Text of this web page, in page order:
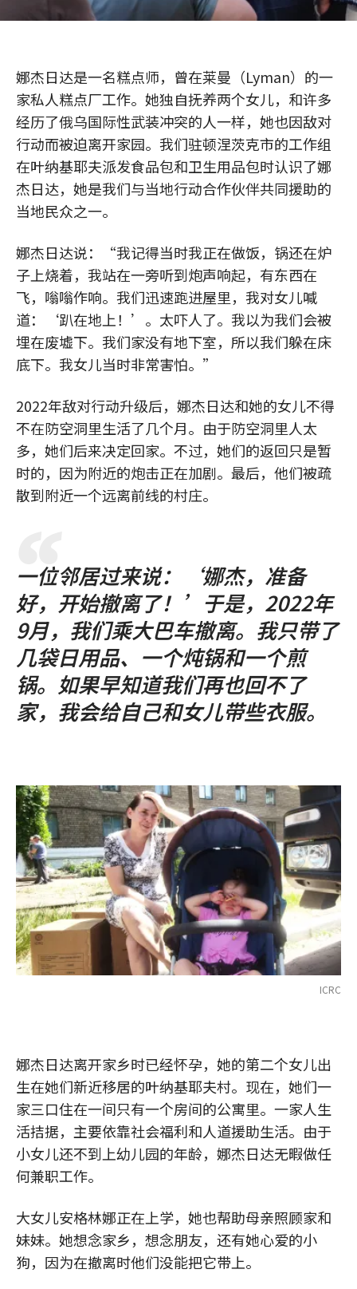
娜杰日达是一名糕点师，曾在莱曼（Lyman）的一
家私人糕点厂工作。她独自抚养两个女儿，和许多
经历了俄乌国际性武装冲突的人一样，她也因敌对
行动而被迫离开家园。我们驻顿涅茨克市的工作组
在叶纳基耶夫派发食品包和卫生用品包时认识了娜
杰日达，她是我们与当地行动合作伙伴共同援助的
当地民众之一。
娜杰日达说：“我记得当时我正在做饭，锅还在炉
子上烧着，我站在一旁听到炮声响起，有东西在
飞，嗡嗡作响。我们迅速跑进屋里，我对女儿喊
道：‘趴在地上！’。太吓人了。我以为我们会被
埋在废墟下。我们家没有地下室，所以我们躲在床
底下。我女儿当时非常害怕。”
2022年敌对行动升级后，娜杰日达和她的女儿不得
不在防空洞里生活了几个月。由于防空洞里人太
多，她们后来决定回家。不过，她们的返回只是暂
时的，因为附近的炮击正在加剧。最后，他们被疏
散到附近一个远离前线的村庄。
一位邻居过来说：‘娜杰，准备
好，开始撤离了！’于是，2022年
9月，我们乘大巴车撤离。我只带了
几袋日用品、一个炖锅和一个煎
锅。如果早知道我们再也回不了
家，我会给自己和女儿带些衣服。
ICRC
娜杰日达离开家乡时已经怀孕，她的第二个女儿出
生在她们新近移居的叶纳基耶夫村。现在，她们一
家三口住在一间只有一个房间的公寓里。一家人生
活拮据，主要依靠社会福利和人道援助生活。由于
小女儿还不到上幼儿园的年龄，娜杰日达无暇做任
何兼职工作。
大女儿安格林娜正在上学，她也帮助母亲照顾家和
妹妹。她想念家乡，想念朋友，还有她心爱的小
狗，因为在撤离时他们没能把它带上。